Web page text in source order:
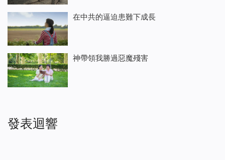
在中共的逼迫患難下成長
神帶領我勝過惡魔殘害
發表迴響